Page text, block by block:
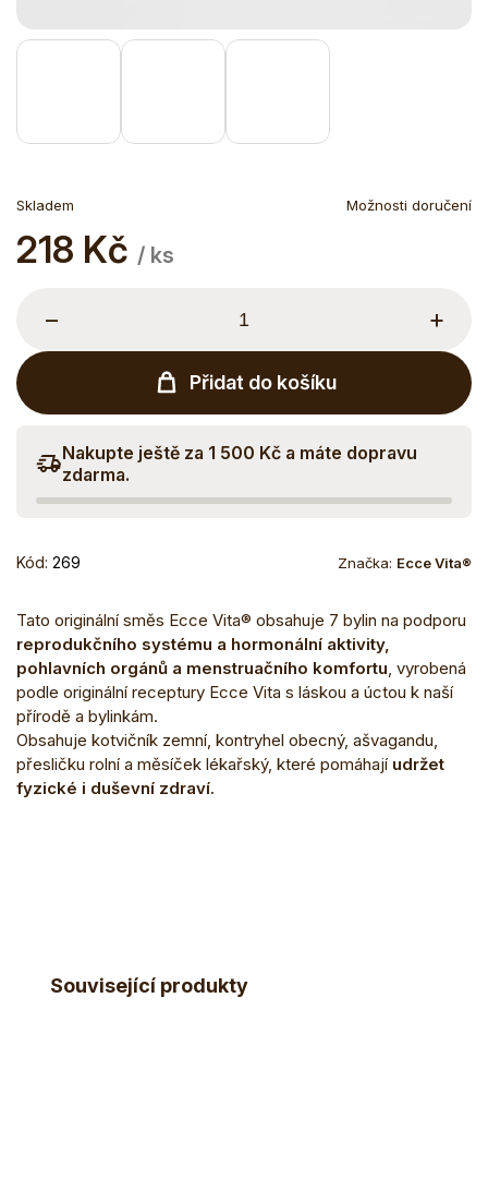
Skladem Možnosti doručení
218 Kč / ks
Měrná
cena:
+
−
Přidat do košíku
Nakupte ještě za 1 500 Kč a máte dopravu
zdarma.
Kód: 269 Značka: Ecce Vita®
Tato originální směs Ecce Vita® obsahuje 7 bylin na podporu
reprodukčního systému a hormonální aktivity,
pohlavních orgánů a menstruačního komfortu, vyrobená
podle originální receptury Ecce Vita s láskou a úctou k naší
přírodě a bylinkám.
Obsahuje kotvičník zemní, kontryhel obecný, ašvagandu,
přesličku rolní a měsíček lékařský, které pomáhají udržet
fyzické i duševní zdraví.
Související produkty